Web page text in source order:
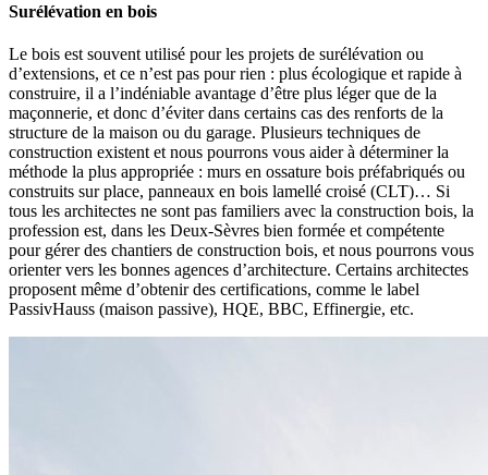
Surélévation en bois
Le bois est souvent utilisé pour les projets de surélévation ou
d’extensions, et ce n’est pas pour rien : plus écologique et rapide à
construire, il a l’indéniable avantage d’être plus léger que de la
maçonnerie, et donc d’éviter dans certains cas des renforts de la
structure de la maison ou du garage. Plusieurs techniques de
construction existent et nous pourrons vous aider à déterminer la
méthode la plus appropriée : murs en ossature bois préfabriqués ou
construits sur place, panneaux en bois lamellé croisé (CLT)… Si
tous les architectes ne sont pas familiers avec la construction bois, la
profession est, dans les Deux-Sèvres bien formée et compétente
pour gérer des chantiers de construction bois, et nous pourrons vous
orienter vers les bonnes agences d’architecture. Certains architectes
proposent même d’obtenir des certifications, comme le label
PassivHauss (maison passive), HQE, BBC, Effinergie, etc.